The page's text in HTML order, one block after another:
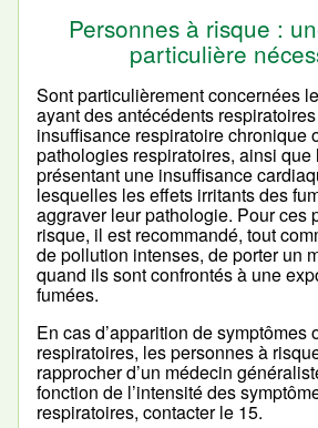
Personnes à risque :
particulière
Sont particulièrement concernées
ayant des antécédents
insuffisance respiratoire chronique
pathologies respiratoires, ainsi que
présentant une insuffisance
lesquelles les effets irritants des
aggraver leur pathologie. Pour ces
risque, il est recommandé, tout
de pollution intenses, de porter un
quand ils sont confrontés à une
fumées.
En cas d’apparition de symptômes
respiratoires, les personnes à
rapprocher d’un médecin
fonction de l’intensité des
respiratoires, contacter le 15.